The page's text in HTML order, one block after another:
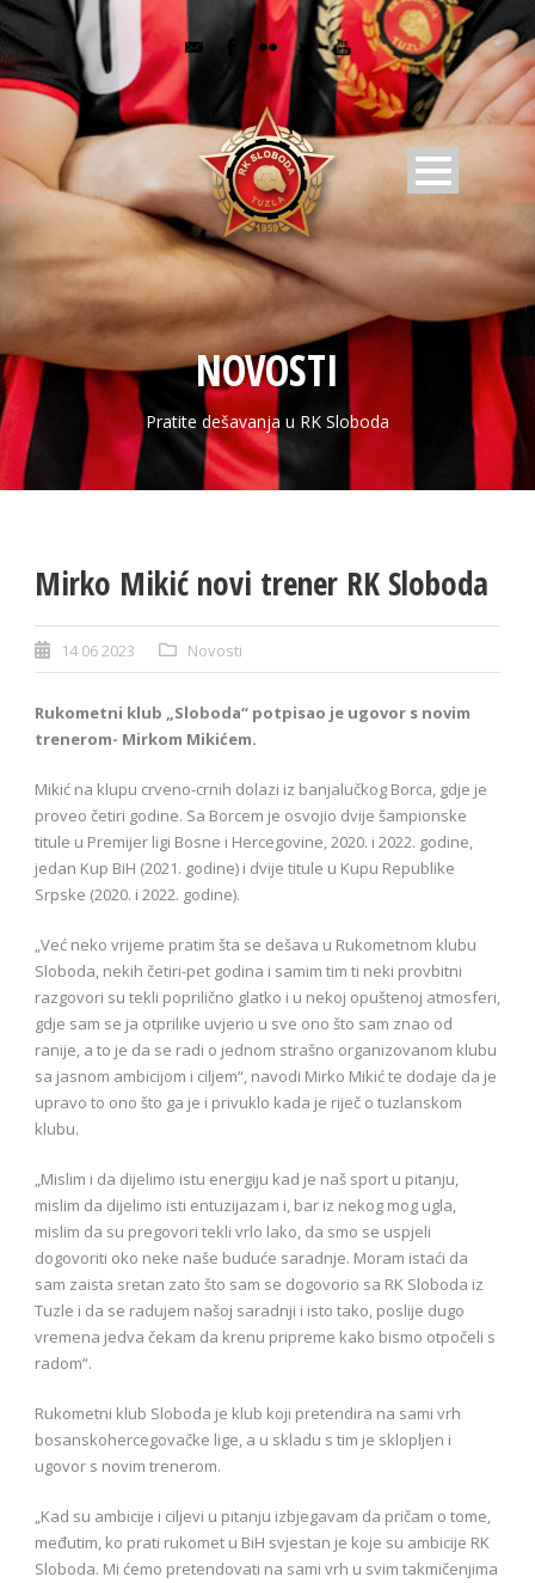
NOVOSTI
Pratite dešavanja u RK Sloboda
Mirko Mikić novi trener RK Sloboda
14 06 2023 Novosti
Rukometni klub „Sloboda“ potpisao je ugovor s novim
trenerom- Mirkom Mikićem.
Mikić na klupu crveno-crnih dolazi iz banjalučkog Borca, gdje je
proveo četiri godine. Sa Borcem je osvojio dvije šampionske
titule u Premijer ligi Bosne i Hercegovine, 2020. i 2022. godine,
jedan Kup BiH (2021. godine) i dvije titule u Kupu Republike
Srpske (2020. i 2022. godine).
„Već neko vrijeme pratim šta se dešava u Rukometnom klubu
Sloboda, nekih četiri-pet godina i samim tim ti neki provbitni
razgovori su tekli poprilično glatko i u nekoj opuštenoj atmosferi,
gdje sam se ja otprilike uvjerio u sve ono što sam znao od
ranije, a to je da se radi o jednom strašno organizovanom klubu
sa jasnom ambicijom i ciljem“, navodi Mirko Mikić te dodaje da je
upravo to ono što ga je i privuklo kada je riječ o tuzlanskom
klubu.
„Mislim i da dijelimo istu energiju kad je naš sport u pitanju,
mislim da dijelimo isti entuzijazam i, bar iz nekog mog ugla,
mislim da su pregovori tekli vrlo lako, da smo se uspjeli
dogovoriti oko neke naše buduće saradnje. Moram istaći da
sam zaista sretan zato što sam se dogovorio sa RK Sloboda iz
Tuzle i da se radujem našoj saradnji i isto tako, poslije dugo
vremena jedva čekam da krenu pripreme kako bismo otpočeli s
radom“.
Rukometni klub Sloboda je klub koji pretendira na sami vrh
bosanskohercegovačke lige, a u skladu s tim je sklopljen i
ugovor s novim trenerom.
„Kad su ambicije i ciljevi u pitanju izbjegavam da pričam o tome,
međutim, ko prati rukomet u BiH svjestan je koje su ambicije RK
Sloboda. Mi ćemo pretendovati na sami vrh u svim takmičenjima